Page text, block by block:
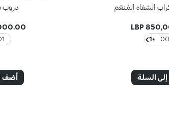
+1
السلة
دروب
LBP
أضف